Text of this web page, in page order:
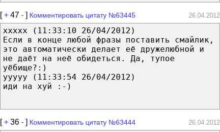
[+ 47 - ] Комментировать цитату №63445 26.04.2012
ххххх (11:33:10 26/04/2012)
Если в конце любой фразы поставить смайлик,
это автоматически делает её дружелюбной и
не даёт на неё обидеться. Да, тупое
уёбище?:)
ууууу (11:33:54 26/04/2012)
иди на хуй :-)
[+ 36 - ] Комментировать цитату №63444 26.04.2012